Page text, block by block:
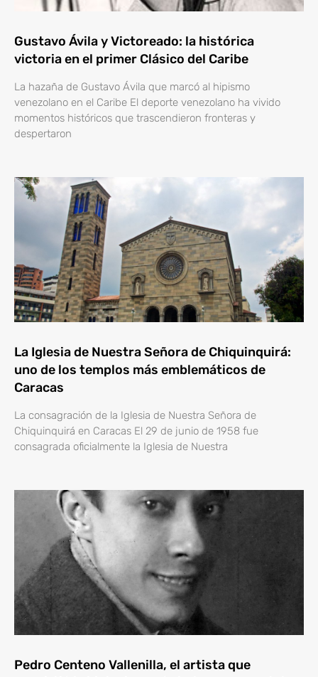
Gustavo Ávila y Victoreado: la histórica
victoria en el primer Clásico del Caribe
La hazaña de Gustavo Ávila que marcó al hipismo
venezolano en el Caribe El deporte venezolano ha vivido
momentos históricos que trascendieron fronteras y
despertaron
La Iglesia de Nuestra Señora de Chiquinquirá:
uno de los templos más emblemáticos de
Caracas
La consagración de la Iglesia de Nuestra Señora de
Chiquinquirá en Caracas El 29 de junio de 1958 fue
consagrada oficialmente la Iglesia de Nuestra
Pedro Centeno Vallenilla, el artista que